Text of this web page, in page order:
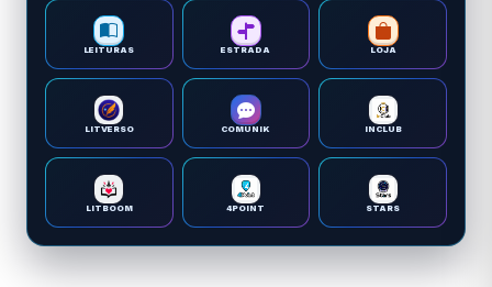
LEITURAS ESTRADA LOJA
LITVERSO COMUNIK INCLUB
LITBOOM 4POINT STARS